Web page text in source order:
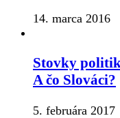
14. marca 2016
Stovky
A čo Slováci?
5. februára 2017